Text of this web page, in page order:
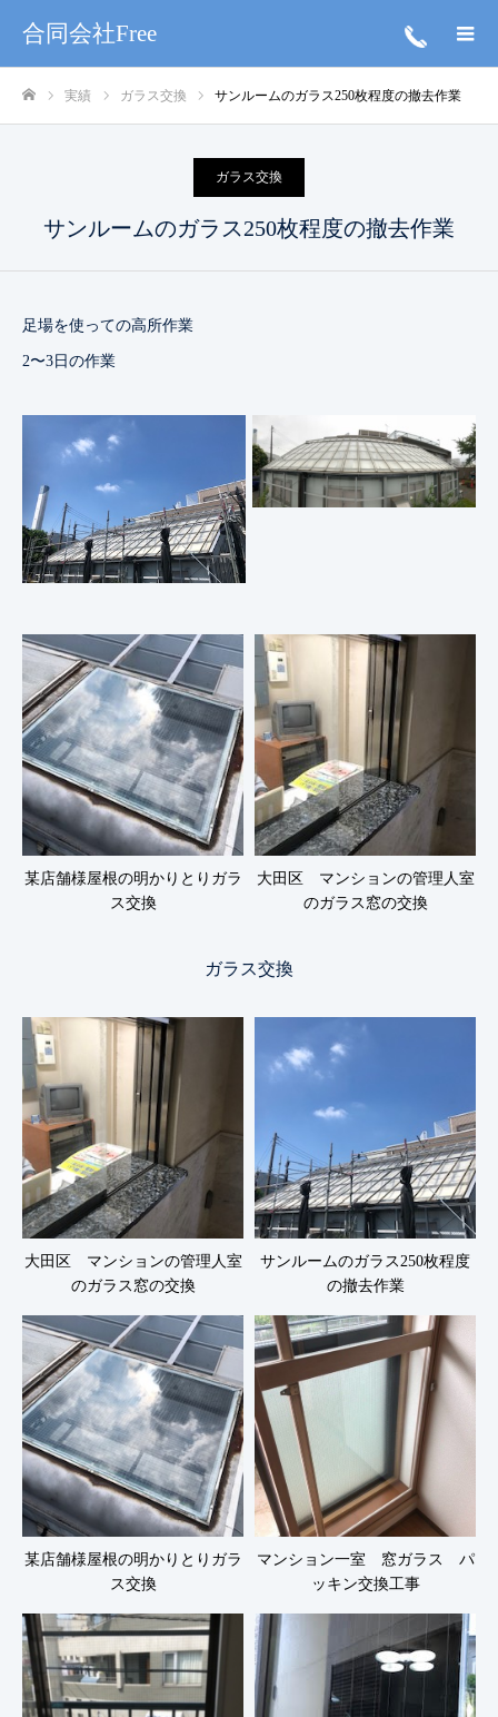
合同会社Free
実績 ガラス交換 サンルームのガラス250枚程度の撤去作業
ガラス交換
サンルームのガラス250枚程度の撤去作業
足場を使っての高所作業
2〜3日の作業
某店舗様屋根の明かりとりガラ
ス交換
大田区 マンションの管理人室
のガラス窓の交換
ガラス交換
大田区 マンションの管理人室
のガラス窓の交換
サンルームのガラス250枚程度
の撤去作業
某店舗様屋根の明かりとりガラ
ス交換
マンション一室 窓ガラス パ
ッキン交換工事